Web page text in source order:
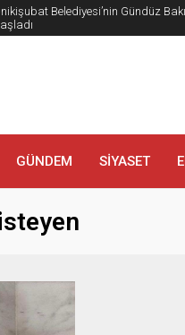
Belediyesi’nin Gündüz
GÜNDEM SİYASET